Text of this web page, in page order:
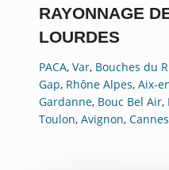
RAYONNAGE
LOURDES
PACA, Var, Bouches du
Gap, Rhône Alpes, Aix-
Gardanne, Bouc Bel Air,
Toulon, Avignon, Cannes